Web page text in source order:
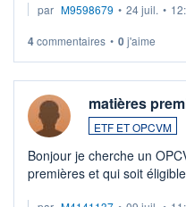
veux procéder à la vente,
par M9598679 • 24 juil. •
4commentaires • 0j'aime
matières
ETF ET OPCVM
Bonjour je cherche un
premières et qui soit